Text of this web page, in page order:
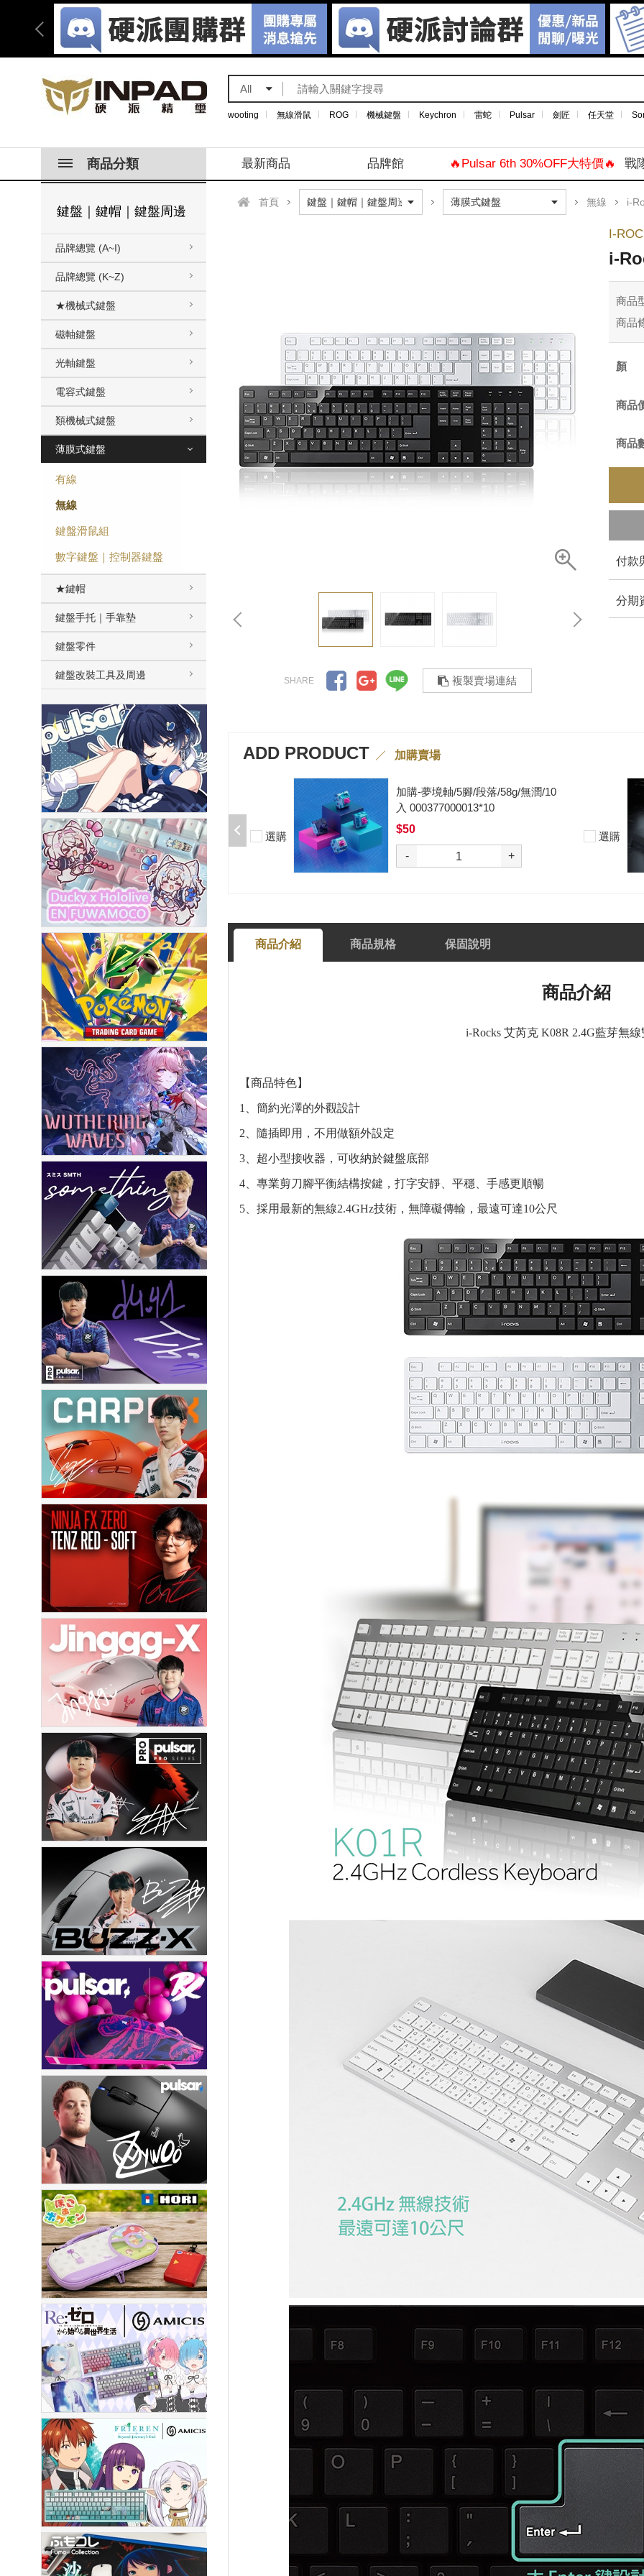
All
wooting 無線滑鼠 ROG 機械鍵盤 Keychron 雷蛇 Pulsar 劍匠 任天堂
商品分類 最新商品 品牌館 🔥Pulsar 6th 30%OFF大特價🔥 戰
鍵盤｜鍵帽｜鍵盤周邊
品牌總覽 (A~I)
品牌總覽 (K~Z)
★機械式鍵盤
磁軸鍵盤
光軸鍵盤
電容式鍵盤
類機械式鍵盤
薄膜式鍵盤
有線
無線
鍵盤滑鼠組
數字鍵盤｜控制器鍵盤
★鍵帽
鍵盤手托｜手靠墊
鍵盤零件
鍵盤改裝工具及周邊
首頁 無線 i-
複製賣場連結
I-
i-
商品
商品
商品
商品
付款
分期
ADD PRODUCT 加購賣場
加購-夢境軸/5腳/段落/58g/無潤/10
入 000377000013*10
$50
-
選購
加購-黑武士軸V2/5腳/段落/62g/無
潤/10入 000377000012*10
商品介紹 商品規格 保固說明
商品介紹
i-Rocks 艾芮克 K08R 2.4G藍芽無
【商品特色】
1、簡約光澤的外觀設計
2、隨插即用，不用做額外設定
3、超小型接收器，可收納於鍵盤底部
4、專業剪刀腳平衡結構按鍵，打字安靜、平穩、手感更順暢
5、採用最新的無線2.4GHz技術，無障礙傳輸，最遠可達10公尺